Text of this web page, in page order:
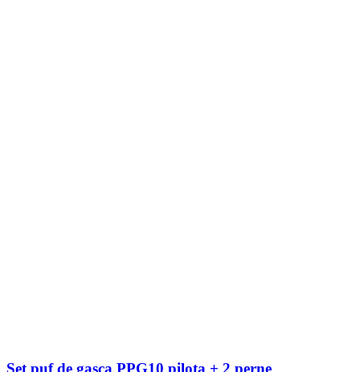
Set puf de gasca PPG10 pilota + 2 perne